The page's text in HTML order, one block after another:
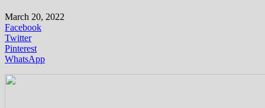
March 20, 2022
Facebook
Twitter
Pinterest
WhatsApp